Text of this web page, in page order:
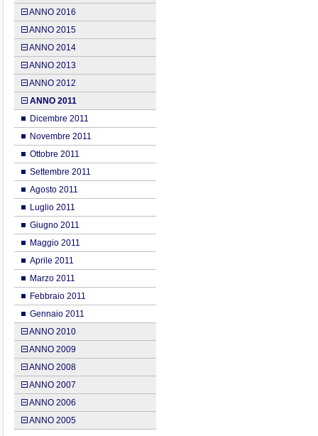
ANNO 2016
ANNO 2015
ANNO 2014
ANNO 2013
ANNO 2012
ANNO 2011
Dicembre 2011
Novembre 2011
Ottobre 2011
Settembre 2011
Agosto 2011
Luglio 2011
Giugno 2011
Maggio 2011
Aprile 2011
Marzo 2011
Febbraio 2011
Gennaio 2011
ANNO 2010
ANNO 2009
ANNO 2008
ANNO 2007
ANNO 2006
ANNO 2005